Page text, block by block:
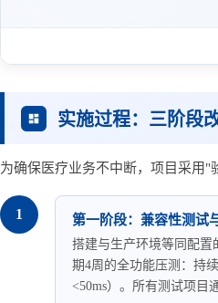
实施过程：三阶段
为确保医疗业务不中断，项目采用"
1 第一阶段：兼容性测试
搭建与生产环境等同配置
期4周的全功能压测：持
<50ms）。所有测试项目